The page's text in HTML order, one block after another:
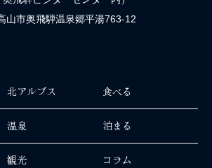
山市奥飛騨温泉郷平湯763-12
北アルプス
温泉
観光
食べる
泊まる
コラム